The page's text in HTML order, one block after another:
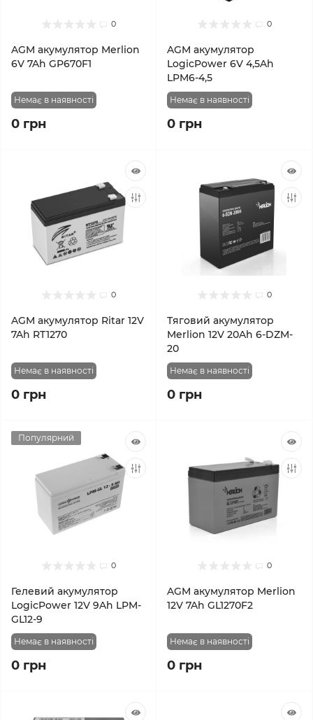
0
AGM акумулятор Merlion
6V 7Ah GP670F1
Немає в наявності
0 грн
0
AGM акумулятор
LogicPower 6V 4,5Ah
LPM6-4,5
Немає в наявності
0 грн
0
AGM акумулятор Ritar 12V
7Ah RT1270
Немає в наявності
0 грн
0
Тяговий акумулятор
Merlion 12V 20Ah 6-DZM-
20
Немає в наявності
0 грн
Популярний
0
Гелевий акумулятор
LogicPower 12V 9Ah LPM-
GL12-9
Немає в наявності
0 грн
0
AGM акумулятор Merlion
12V 7Ah GL1270F2
Немає в наявності
0 грн